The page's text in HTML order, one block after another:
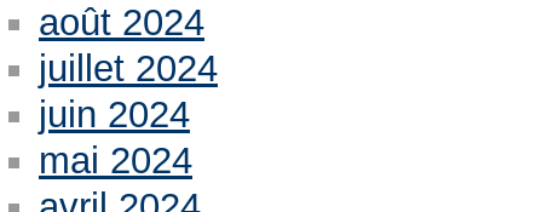
août 2024
juillet 2024
juin 2024
mai 2024